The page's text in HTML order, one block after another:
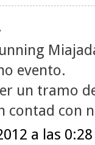
evento.
un tramo
contad con
a las 0:28